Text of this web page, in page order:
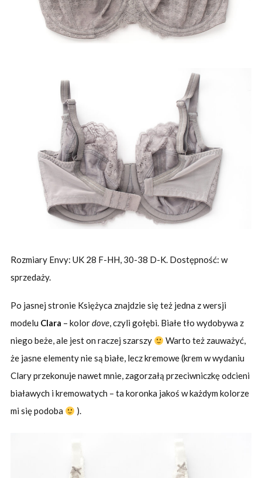
Rozmiary Envy: UK 28 F-HH, 30-38 D-K. Dostępność: w
sprzedaży.
Po jasnej stronie Księżyca znajdzie się też jedna z wersji
modelu Clara – kolordove, czyli gołębi. Białe tło wydobywa z
niego beże, ale jest on raczej szarszy
Warto też zauważyć,
że jasne elementy nie są białe, lecz kremowe (krem w wydaniu
Clary przekonuje nawet mnie, zagorzałą przeciwniczkę odcieni
białawych i kremowatych – ta koronka jakoś w każdym kolorze
mi się podoba
).